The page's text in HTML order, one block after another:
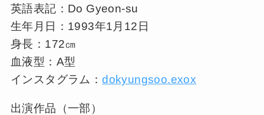
英語表記：Do Gyeon-su
生年月日：1993年1月12日
身長：172㎝
血液型：A型
インスタグラム：dokyungsoo.exox
出演作品（一部）